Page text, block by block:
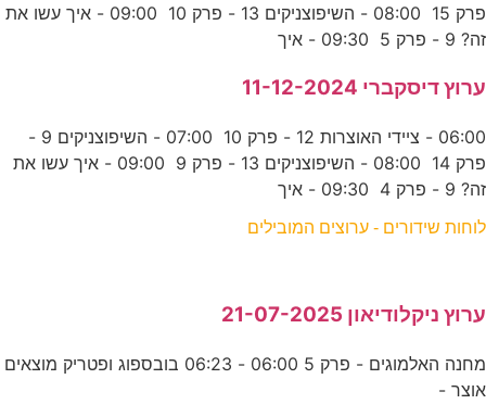
פרק 15 08:00 - השיפוצניקים 13 - פרק 10 09:00 - איך עשו את
זה? 9 - פרק 5 09:30 - איך
ערוץ דיסקברי 11-12-2024
06:00 - ציידי האוצרות 12 - פרק 10 07:00 - השיפוצניקים 9 -
פרק 14 08:00 - השיפוצניקים 13 - פרק 9 09:00 - איך עשו את
זה? 9 - פרק 4 09:30 - איך
לוחות שידורים - ערוצים המובילים
ערוץ ניקלודיאון 21-07-2025
מחנה האלמוגים - פרק 5 06:00 - 06:23 בובספוג ופטריק מוצאים
אוצר -